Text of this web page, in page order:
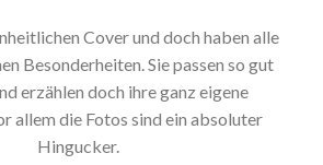
Cover und doch haben alle
Besonderheiten. Sie passen so gut
erzählen doch ihre ganz eigene
allem die Fotos sind ein absoluter
Hingucker.